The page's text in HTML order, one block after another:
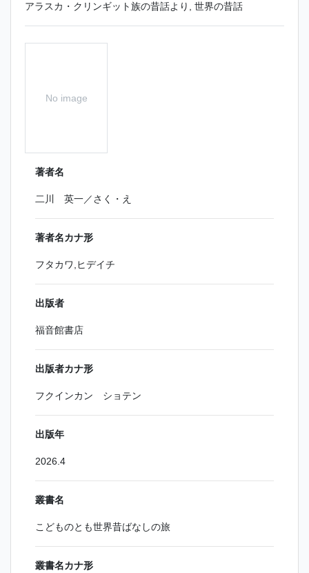
アラスカ・クリンギット族の昔話より, 世界の昔話
No image
著者名
二川 英一／さく・え
著者名カナ形
フタカワ,ヒデイチ
出版者
福音館書店
出版者カナ形
フクインカン ショテン
出版年
2026.4
叢書名
こどものとも世界昔ばなしの旅
叢書名カナ形